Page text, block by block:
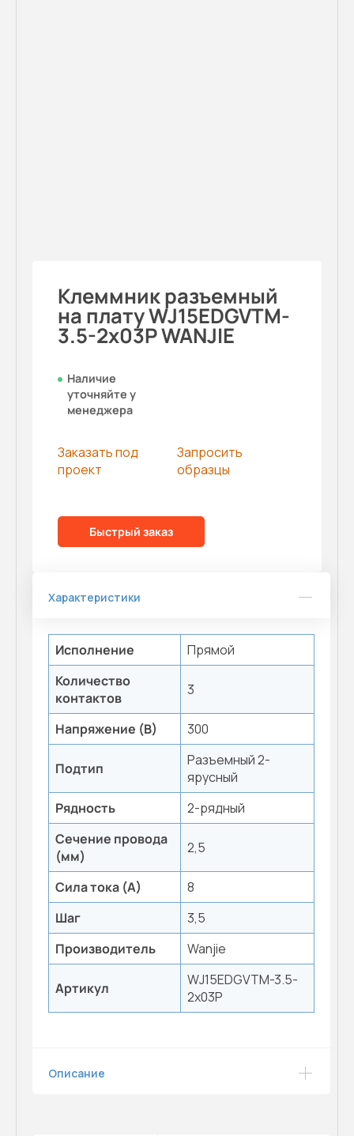
Клеммник разъемный
на плату WJ15EDGVTM-
3.5-2x03P WANJIE
Наличие
уточняйте у
менеджера
Заказать под
проект
Запросить
образцы
Быстрый заказ
Характеристики
Исполнение
Прямой
Количество
контактов
3
Напряжение (В) 300
Подтип
Разъемный 2-
ярусный
Рядность
2-рядный
Сечение провода
(мм)
2,5
Сила тока (А)
8
Шаг
3,5
Производитель
Wanjie
Артикул
WJ15EDGVTM-3.5-
2x03P
Описание